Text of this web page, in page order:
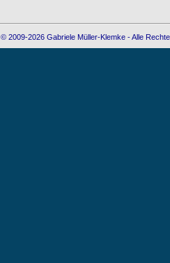
© 2009-2026 Gabriele Müller-Klemke - Alle